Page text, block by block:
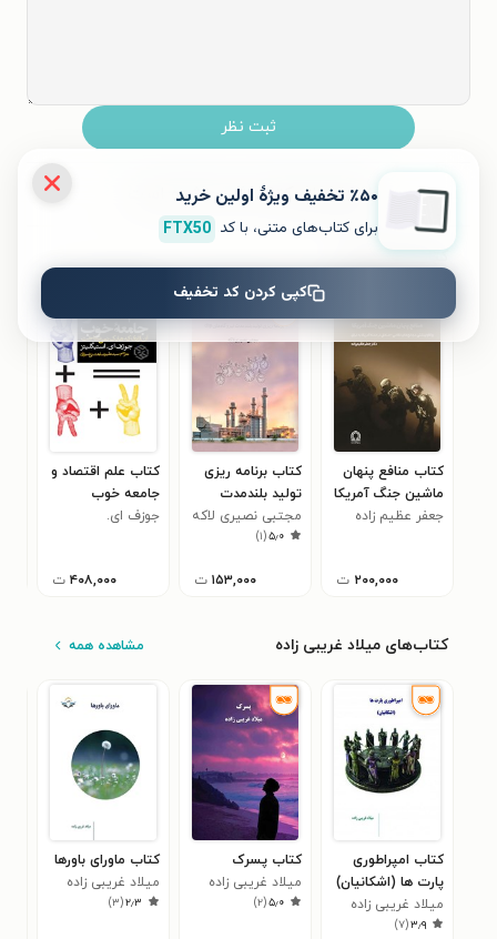
ثبت نظر
نظری برای کتاب ثبت نشده است.
کتاب‌های مشابه
کتاب منافع پنهان
ماشین جنگ آمریکا
جعفر عظیم زاده
۲۰۰,۰۰۰ ت
کتاب برنامه ریزی
تولید بلندمدت
نیروگاه های chp
مجتبی نصیری لاکه
۵٫۰(۱)
۱۵۳,۰۰۰ ت
کتاب علم اقتصاد و
جامعه خوب
جوزف ای.
۴۰۸,۰۰۰ ت
کتاب‌های میلاد غریبی زاده مشاهده همه
کتاب امپراطوری
پارت ها (اشکانیان)
میلاد غریبی زاده
۳٫۹(۷)
کتاب پسرک
میلاد غریبی زاده
۵٫۰(۲)
کتاب ماورای باورها
میلاد غریبی زاده
۲٫۳(۳)
٪۵۰ تخفیف ویژۀ اولین خرید
برای کتاب‌های متنی، با کد FTX50
کپی کردن کد تخفیف